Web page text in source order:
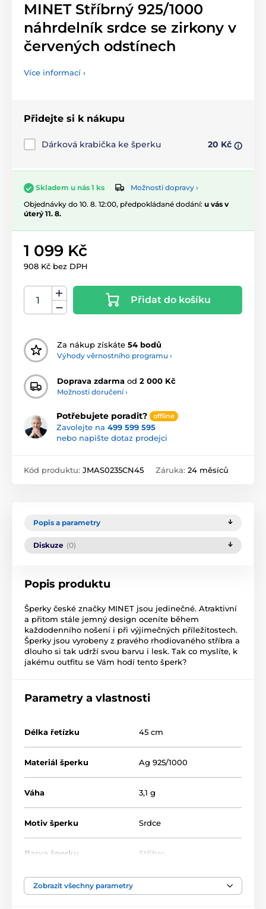
MINET Stříbrný 925/1000
náhrdelník srdce se zirkony v
červených odstínech
Více informací ›
Přidejte si k nákupu
Dárková krabička ke šperku 20 Kč
Skladem u nás 1 ks
Možnosti dopravy ›
Objednávky do 10. 8. 12:00, předpokládané dodání: u vás v
úterý 11. 8.
1 099 Kč
908 Kč bez DPH
Přidat do košíku
Za nákup získáte 54 bodů
Výhody věrnostního programu ›
Doprava zdarma od 2 000 Kč
Možnosti doručení ›
Potřebujete poradit? offline
Zavolejte na 499 599 595
nebo napište dotaz prodejci
Kód produktu: JMAS0235CN45 Záruka: 24 měsíců
Popis a parametry
Diskuze (0)
Popis produktu
Šperky české značky MINET jsou jedinečné. Atraktivní
a přitom stále jemný design oceníte během
každodenního nošení i při výjimečných příležitostech.
Šperky jsou vyrobeny z pravého rhodiovaného stříbra a
dlouho si tak udrží svou barvu i lesk. Tak co myslíte, k
jakému outfitu se Vám hodí tento šperk?
Parametry a vlastnosti
Délka řetízku 45 cm
Materiál šperku Ag 925/1000
Váha 3,1 g
Motiv šperku Srdce
Barva šperku Stříbro
Barva kamene
Zobrazit všechny parametry